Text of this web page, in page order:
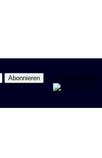
Region Stuttgart